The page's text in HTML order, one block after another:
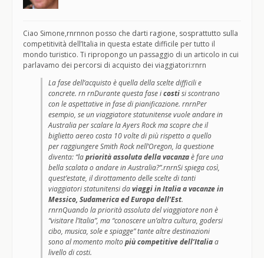
Ciao Simone,rnrnnon posso che darti ragione, sosprattutto sulla
competitività dell’Italia in questa estate difficile per tutto il
mondo turistico. Ti ripropongo un passaggio di un articolo in cui
parlavamo dei percorsi di acquisto dei viaggiatori:rnrn
La fase dell’acquisto è quella della scelte difficili e
concrete. rn rnDurante questa fase icostisi scontrano
con le aspettative in fase di pianificazione. rnrnPer
esempio, se un viaggiatore statunitense vuole andare in
Australia per scalare la Ayers Rock ma scopre che il
biglietto aereo costa 10 volte di più rispetto a quello
per raggiungere Smith Rock nell’Oregon, la questione
diventa: “lapriorità assoluta della vacanzaè fare una
bella scalata o andare in Australia?”.rnrnSi spiega così,
quest’estate, il dirottamento delle scelte di tanti
viaggiatori statunitensi daviaggi in Italia a vacanze in
Messico, Sudamerica ed Europa dell’Est.
rnrnQuando la priorità assoluta del viaggiatore non è
“visitare l’Italia”, ma “conoscere un’altra cultura, godersi
cibo, musica, sole e spiagge” tante altre destinazioni
sono al momento moltopiù competitive dell’Italiaa
livello di costi.